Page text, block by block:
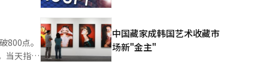
普尔500
货量增
但由于
的费城
制药
800点。
当天指数
24次卖
中国藏家成韩国艺术收藏市
场新"金主"